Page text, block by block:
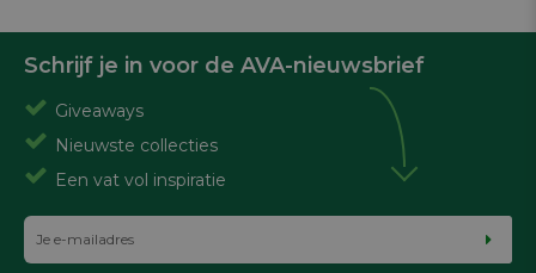
Schrijf je in voor de AVA-nieuwsbrief
Giveaways
Nieuwste collecties
Een vat vol inspiratie